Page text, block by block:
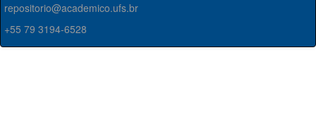
repositorio@academico.ufs.br
+55 79 3194-6528